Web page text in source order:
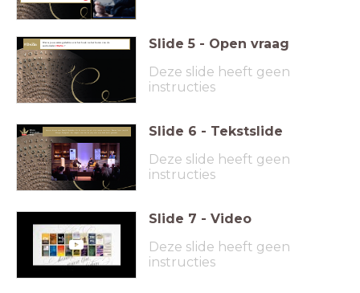
#DeZin Wat is jouw eerste gedachte over het boek na het horen van de
audiotrailer #DeZin? Slide 5 - Open vraag
Deze slide heeft geen
instructies
Luister hierna naar Donald Niedekker die de eerste zin uit zijn roman voorleest. Daarna leest jurylid
Margot Dijkgraaf het rapport voor dat de jury over zijn boek heeft gemaakt.
Slide 6 - Tekstslide
Deze slide heeft geen
instructies
Slide 7 - Video
Deze slide heeft geen
instructies